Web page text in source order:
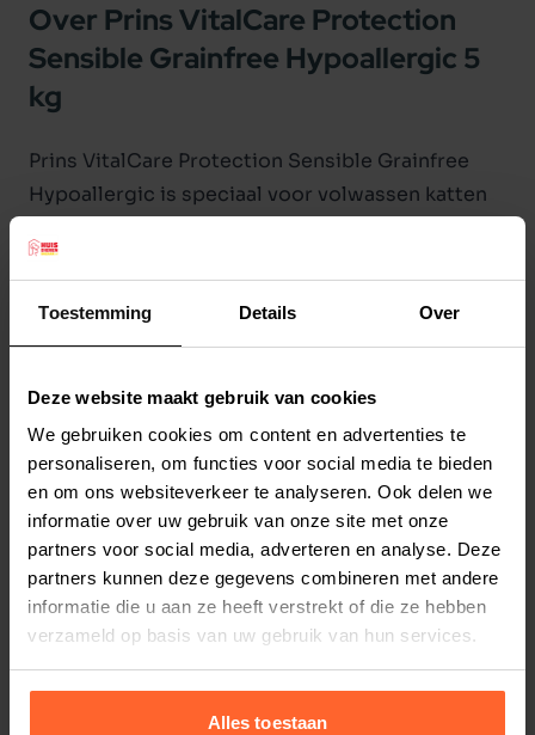
Toestemming Details Over
Deze website maakt gebruik van cookies
We gebruiken cookies om content en advertenties te
personaliseren, om functies voor social media te bieden
en om ons websiteverkeer te analyseren. Ook delen we
informatie over uw gebruik van onze site met onze
partners voor social media, adverteren en analyse. Deze
partners kunnen deze gegevens combineren met andere
informatie die u aan ze heeft verstrekt of die ze hebben
verzameld op basis van uw gebruik van hun services.
Alles toestaan
Over Prins VitalCare Protection
Sensible Grainfree Hypoallergic 5
kg
Prins VitalCare Protection Sensible Grainfree
Hypoallergic is speciaal voor volwassen katten
spijsvertering.
Hypoallergic is een voeding speciaal voor
spijsvertering, huid en vacht. Deze voeding is
verrijkt met kruidenextracten & Schüssler
celzouten voor de juiste ondersteuning van uw
kat, is rijk aan zalm en bevat hoogwaardige
voedingsvezels die bijdragen aan een gezonde
darmflora.
Alle producten van Prins zijn 100% natuurlijk, vrij
van geur-, kleur- en smaakstoffen en
Voordelen van deze voeding
Geselecteerde dierlijke eiwitbron van zalm
Productspecificaties
Stel uw bestelherinnering in:
Elke
2 weken
Elke
4 weken
Elke
6 weken
Elke
8 weken
Elke
10 weken
Elke
12 weken